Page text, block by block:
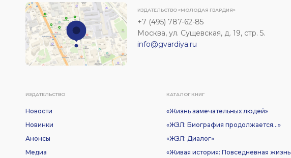
ИЗДАТЕЛЬСТВО «МОЛОДАЯ ГВАРДИЯ»
+7 (495) 787-62-85
Москва, ул. Сущевская, д. 19, стр. 5.
info@gvardiya.ru
ИЗДАТЕЛЬСТВО
Новости
Новинки
Анонсы
Медиа
КАТАЛОГ КНИГ
«Жизнь замечательных людей»
«ЖЗЛ: Биография продолжается...»
«ЖЗЛ: Диалог»
«Живая история: Повседневная жизнь